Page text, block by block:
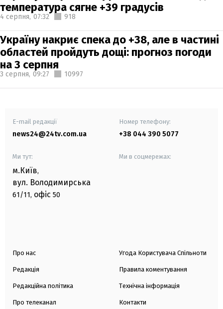
температура сягне +39 градусів
4 серпня, 07:32 918
Україну накриє спека до +38, але в частині
областей пройдуть дощі: прогноз погоди
на 3 серпня
3 серпня, 09:27 10997
E-mail редакції
news24@24tv.com.ua
Номер телефону:
+38 044 390 5077
Ми тут:
м.Київ,
вул. Володимирська
61/11, офіс 50
Ми в соцмережах:
Про нас
Редакція
Редакційна політика
Про телеканал
Угода Користувача Спільноти
Правила коментування
Технічна інформація
Контакти